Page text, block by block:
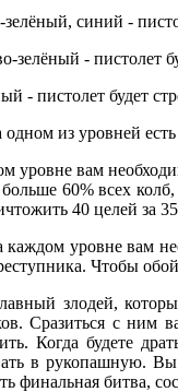
синий -
зелёный - пистолет
- пистолет будет
одном из уровней
уровне вам
больше 60% всех
40 целей за
уровне вам
Чтобы
злодей,
Сразиться с ним
Когда будете
в рукопашную.
финальная битва,